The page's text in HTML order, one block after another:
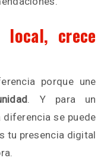
local, crece
porque une
. Y para un
diferencia se puede
tu presencia digital